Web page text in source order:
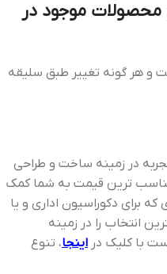
محصولات موجود در
و هر گونه تغییر طبق سلیقه
5 سال تجربه در زمینه ساخت و طراحی
ترین قیمت به شما کمک
برای دکوراسیون اداری و یا
انتخاب را در زمینه
با کلیک در اینجا، تنوع